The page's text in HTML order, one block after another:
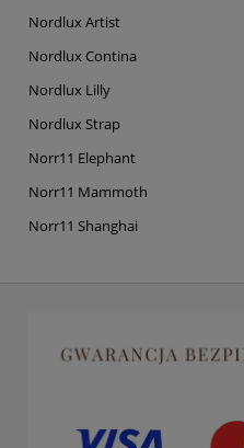
Nordlux Artist
Nordlux Contina
Nordlux Lilly
Nordlux Strap
Norr11 Elephant
Norr11 Mammoth
Norr11 Shanghai